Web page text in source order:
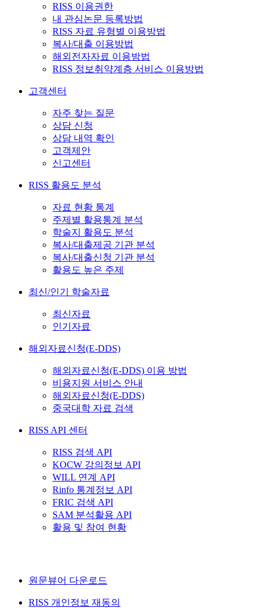
RISS 이용권한
내 관심논문 등록방법
RISS 자료 유형별 이용방법
복사/대출 이용방법
해외전자자료 이용방법
RISS 정보취약계층 서비스 이용방법
고객센터
자주 찾는 질문
상담 신청
상담 내역 확인
고객제안
신고센터
RISS 활용도 분석
자료 현황 통계
주제별 활용통계 분석
학술지 활용도 분석
복사/대출제공 기관 분석
복사/대출신청 기관 분석
활용도 높은 주제
최신/인기 학술자료
최신자료
인기자료
해외자료신청(E-DDS)
해외자료신청(E-DDS) 이용 방법
비용지원 서비스 안내
해외자료신청(E-DDS)
중국대학 자료 검색
RISS API 센터
RISS 검색 API
KOCW 강의정보 API
WILL 연계 API
Rinfo 통계정보 API
FRIC 검색 API
SAM 분석활용 API
활용 및 참여 현황
원문뷰어 다운로드
RISS 개인정보 재동의